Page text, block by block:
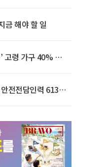
금 해야 할 일
고령 가구 40% 노
전전담인력 613명